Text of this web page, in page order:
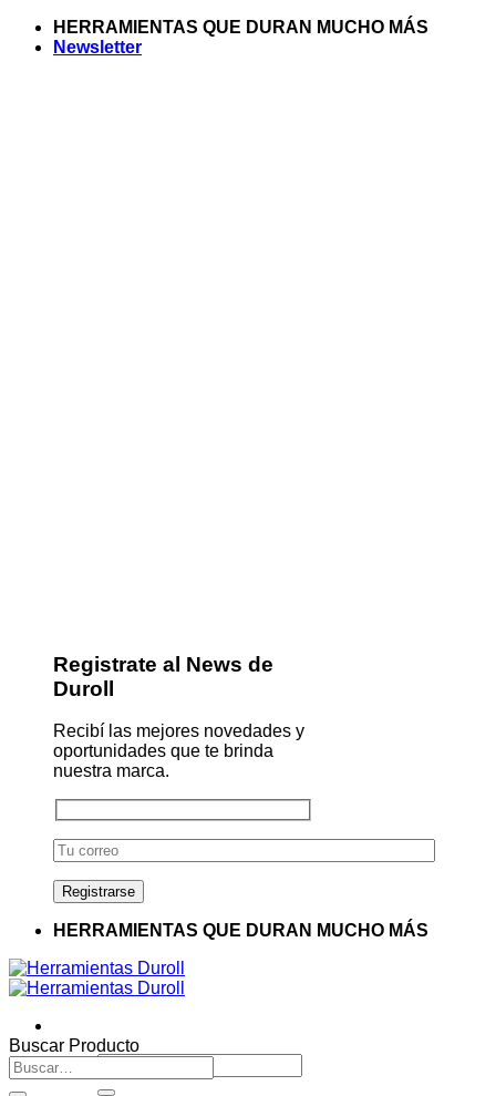
Saltar
HERRAMIENTAS QUE DURAN MUCHO MÁS
Newsletter
Registrate al News de
Duroll
Recibí las mejores novedades y
oportunidades que te brinda
nuestra marca.
HERRAMIENTAS QUE DURAN MUCHO MÁS
Buscar
por:
Buscar Producto
Buscar
por: